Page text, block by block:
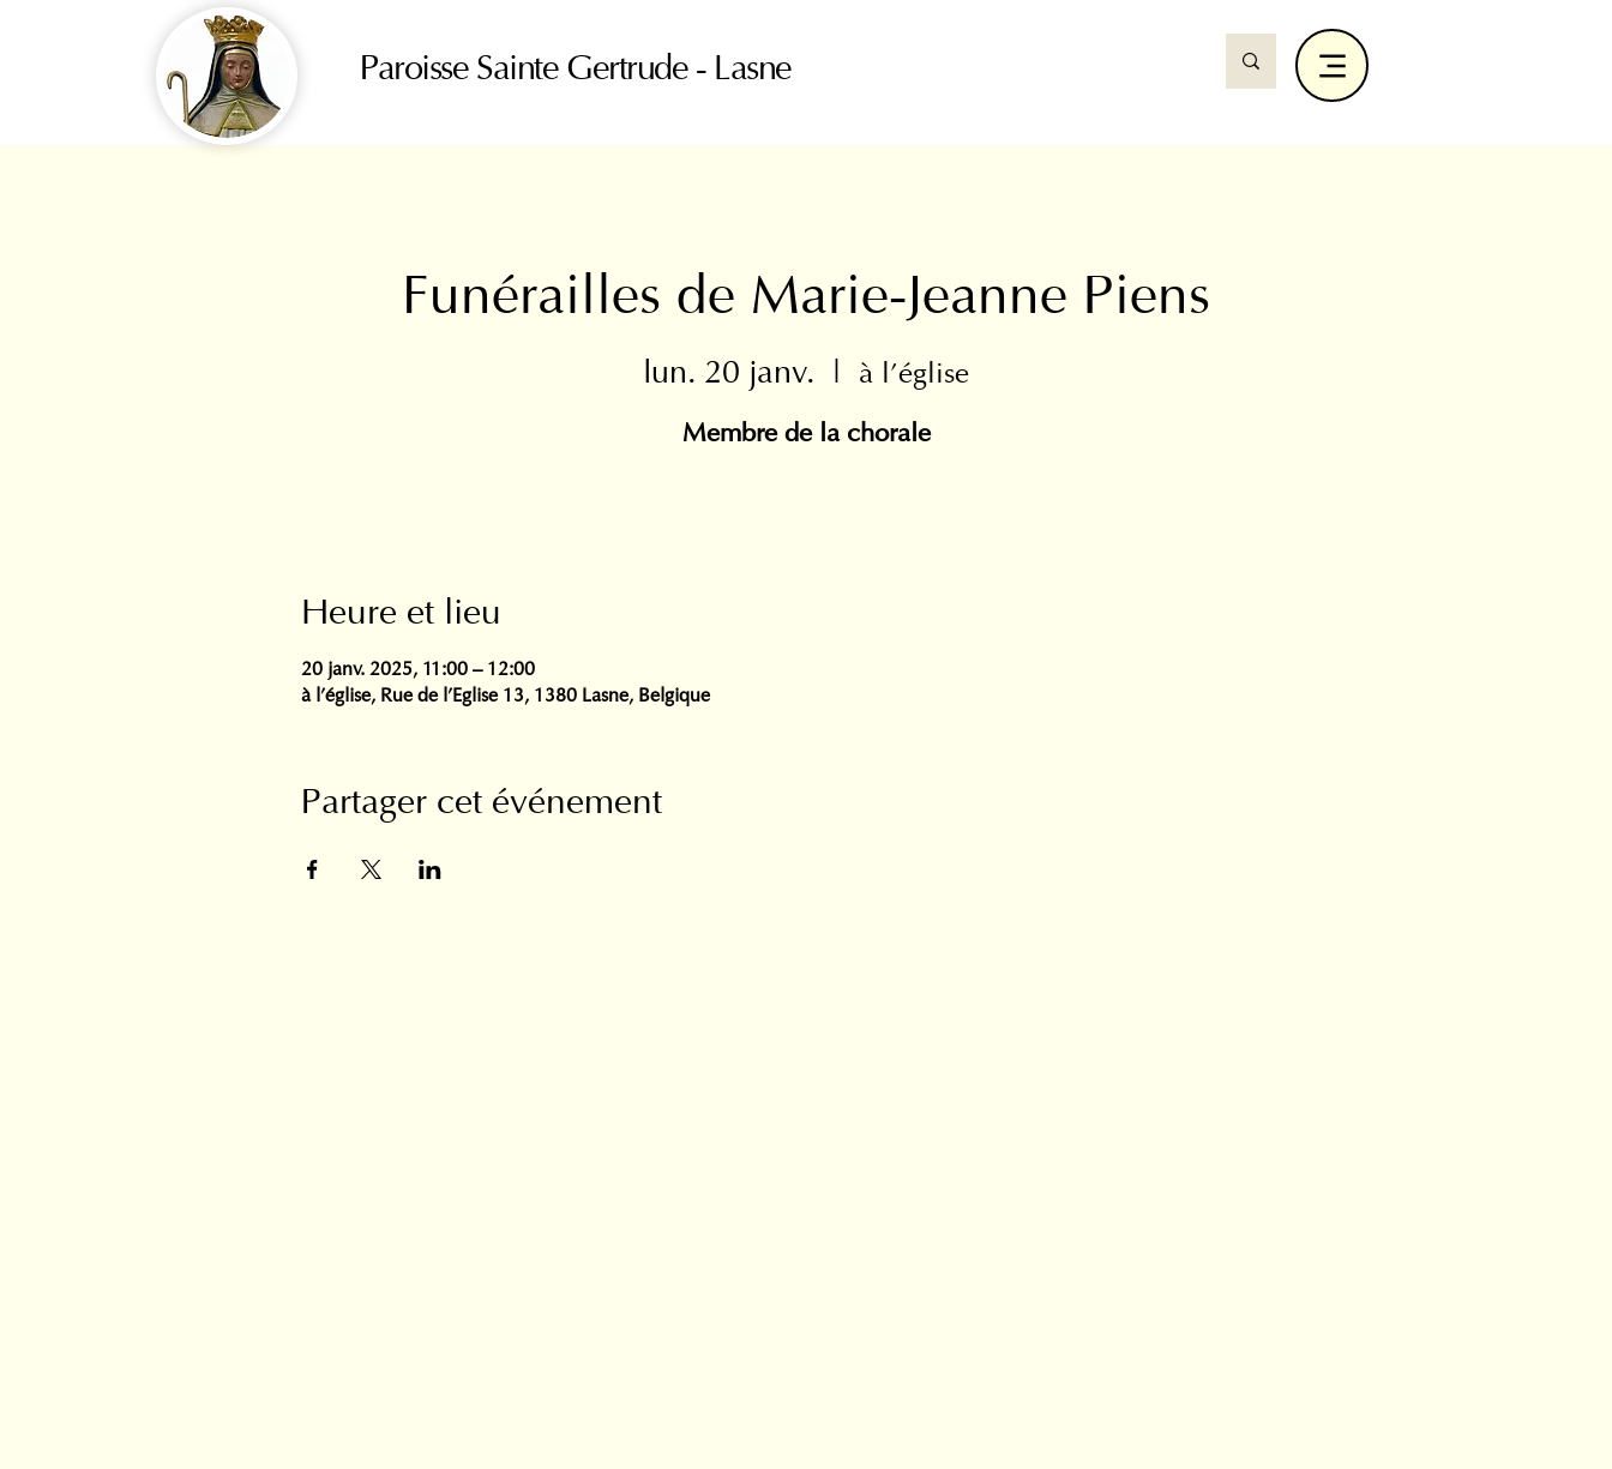
Paroisse Sainte Gertrude - Lasne
Funérailles de Marie-Jeanne Piens
lun. 20 janv.
  |
à l'église
Membre de la chorale
Heure et lieu
20 janv. 2025, 11:00 – 12:00
à l'église, Rue de l'Eglise 13, 1380 Lasne, Belgique
Partager cet événement